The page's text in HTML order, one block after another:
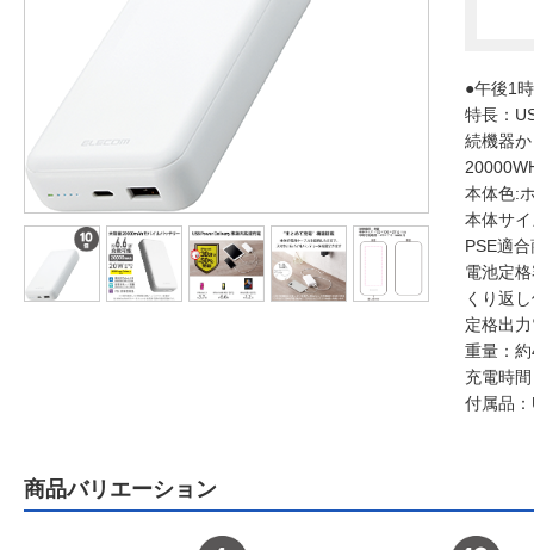
●午後1
特長：
続機器
本体色:
本体サ
PSE適
電池定
くり返
定格出
重量：
充電時
付属品
商品バリエーション